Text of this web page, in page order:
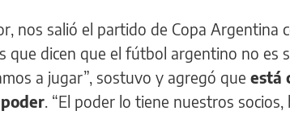
nos salió el partido de Copa Argentina
que dicen que el fútbol argentino no es
a jugar”, sostuvo y agregó que está
. “El poder lo tiene nuestros